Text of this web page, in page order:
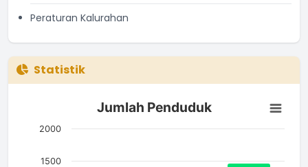
Peraturan Kalurahan
Statistik
Jumlah Penduduk
Bar chart with 3 bars.
The chart has 1 X axis displaying categories.
Jumlah Penduduk
1500
2000